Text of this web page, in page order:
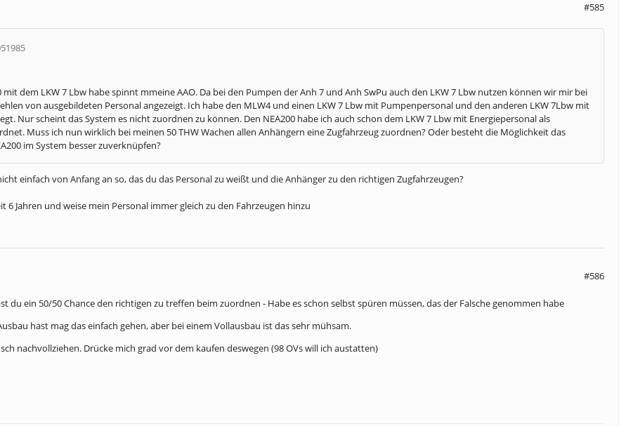
#585
mit dem LKW 7 Lbw habe spinnt mmeine AAO. Da bei den Pumpen der Anh 7 und Anh SwPu auch den LKW 7 Lbw nutzen können wir mir bei
von ausgebildeten Personal angezeigt. Ich habe den MLW4 und einen LKW 7 Lbw mit Pumpenpersonal und den anderen LKW 7Lbw mit
Nur scheint das System es nicht zuordnen zu können. Den NEA200 habe ich auch schon dem LKW 7 Lbw mit Energiepersonal als
Muss ich nun wirklich bei meinen 50 THW Wachen allen Anhängern eine Zugfahrzeug zuordnen? Oder besteht die Möglichkeit das
im System besser zuverknüpfen?
einfach von Anfang an so, das du das Personal zu weißt und die Anhänger zu den richtigen Zugfahrzeugen?
6 Jahren und weise mein Personal immer gleich zu den Fahrzeugen hinzu
#586
du ein 50/50 Chance den richtigen zu treffen beim zuordnen - Habe es schon selbst spüren müssen, das der Falsche genommen habe
hast mag das einfach gehen, aber bei einem Vollausbau ist das sehr mühsam.
nachvollziehen. Drücke mich grad vor dem kaufen deswegen (98 OVs will ich austatten)